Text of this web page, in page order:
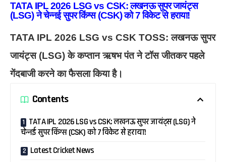
TATA IPL 2026 LSG vs CSK: लखनऊ सुपर जायंट्स
(LSG) ने चेन्नई सुपर किंग्स (CSK) को 7 विकेट से हराया!
TATA IPL 2026 LSG vs CSK TOSS: लखनऊ सुपर
जायंट्स (LSG) के कप्तान ऋषभ पंत ने टॉस जीतकर पहले
गेंदबाजी करने का फैसला किया है।
Contents
TATA IPL 2026 LSG vs CSK: लखनऊ सुपर जायंट्स (LSG) ने
चेन्नई सुपर किंग्स (CSK) को 7 विकेट से हराया!
Latest Cricket News